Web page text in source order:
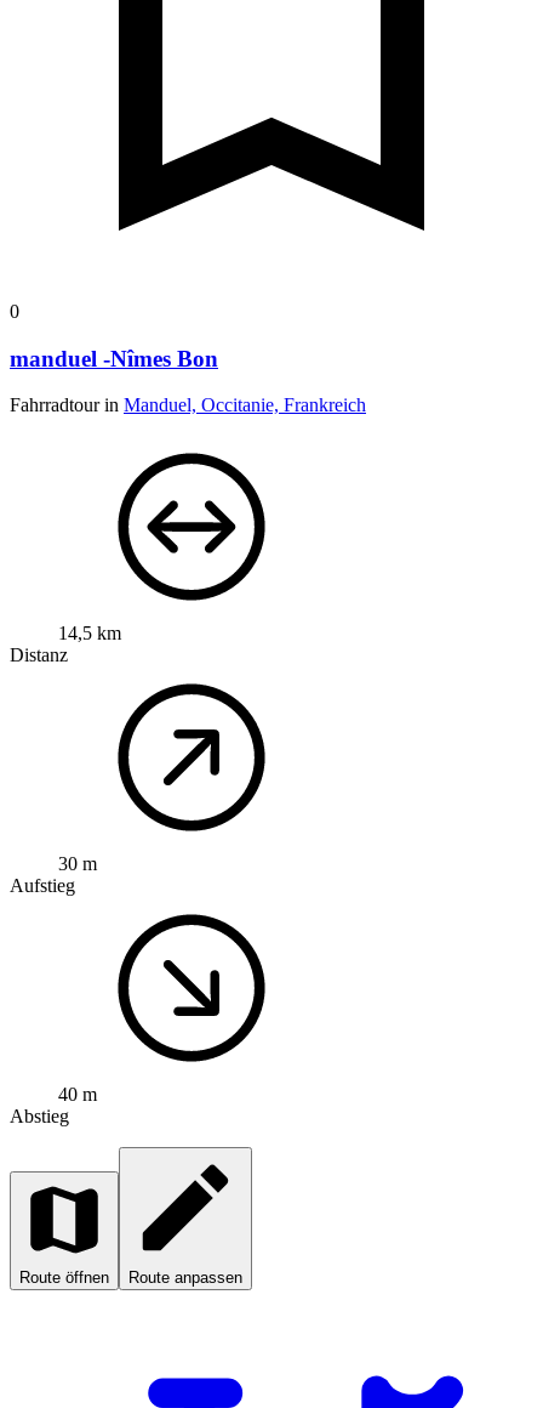
0
manduel -Nîmes Bon
Fahrradtour in Manduel, Occitanie, Frankreich
14,5 km
Distanz
30 m
Aufstieg
40 m
Abstieg
Route öffnen Route anpassen